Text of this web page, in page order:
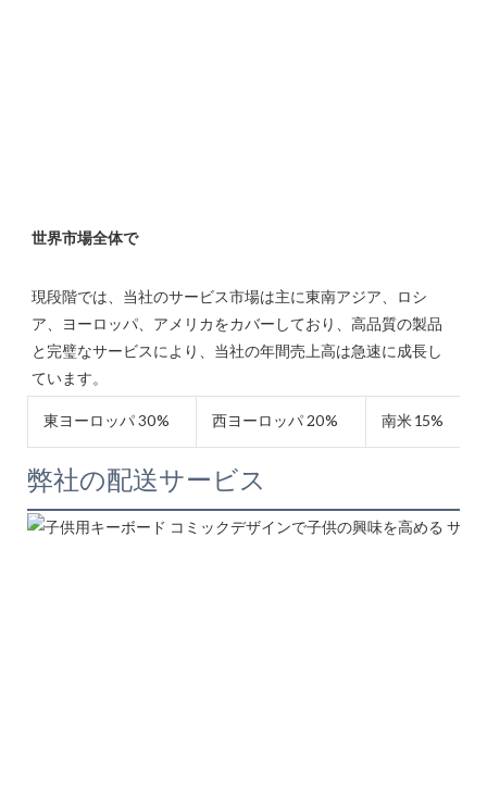
現段階では、当社のサービス市場は主に東南アジア、ロシ
ア、ヨーロッパ、アメリカをカバーしており、高品質の製品
と完璧なサービスにより、当社の年間売上高は急速に成長し
東ヨーロッパ 30% 西ヨーロッパ 20% 南米 15%
弊社の配送サービス